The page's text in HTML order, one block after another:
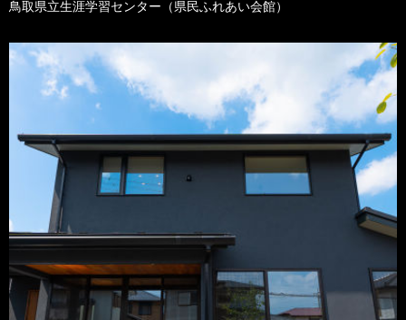
鳥取県立生涯学習センター（県民ふれあい会館）